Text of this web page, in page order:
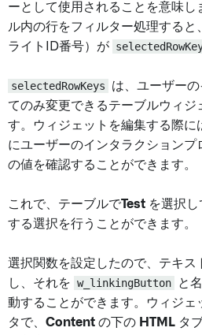
ーとして使用されることを意味し
ル内の行をフィルター処理すると
ライトID番号）が
selectedRowKeys
は、ユーザー
てのみ変更できるテーブルウィジ
す。ウィジェットを編集する際に
にユーザーのインタラクションプ
の値を確認することができます。
これで、テーブルでTest を選択
する選択を行うことができます。
選択関数を設定したので、テキス
し、それを w_linkingButton
と
動することができます。ウィジェ
タで、 Content の下の HTML タ